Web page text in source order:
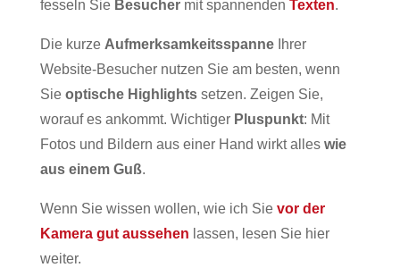
fesseln Sie Besuchermit spannenden Texten.
Die kurze AufmerksamkeitsspanneIhrer
Website-Besucher nutzen Sie am besten, wenn
Sie optische Highlights setzen. Zeigen Sie,
worauf es ankommt. Wichtiger Pluspunkt: Mit
Fotos und Bildern aus einer Hand wirkt alles wie
aus einem Guß.
Wenn Sie wissen wollen, wie ich Sie vor der
Kamera gut aussehen lassen, lesen Sie hier
weiter.